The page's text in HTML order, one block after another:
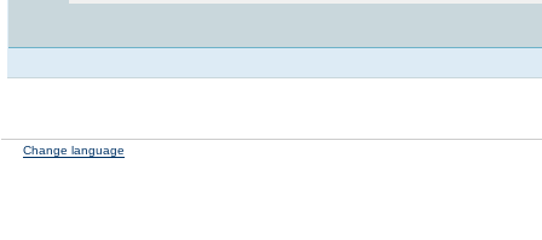
Change language